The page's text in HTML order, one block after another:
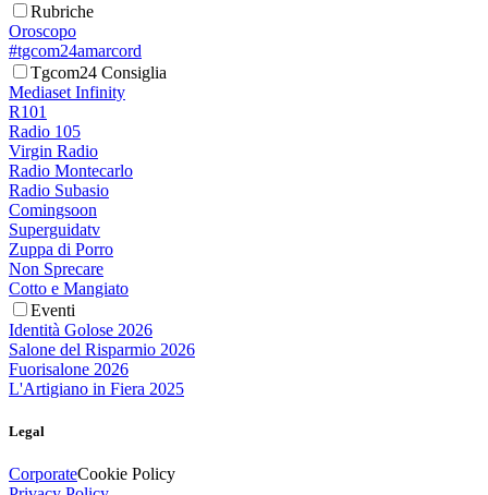
Rubriche
Oroscopo
#tgcom24amarcord
Tgcom24 Consiglia
Mediaset Infinity
R101
Radio 105
Virgin Radio
Radio Montecarlo
Radio Subasio
Comingsoon
Superguidatv
Zuppa di Porro
Non Sprecare
Cotto e Mangiato
Eventi
Identità Golose 2026
Salone del Risparmio 2026
Fuorisalone 2026
L'Artigiano in Fiera 2025
Legal
CorporateCookie Policy